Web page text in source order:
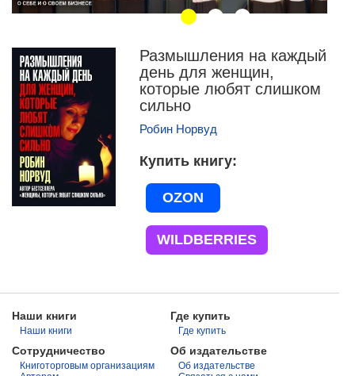
Размышления на каждый
день для женщин,
которые любят слишком
сильно
Робин Норвуд
Купить книгу
OZON
WILDBERRIES
Наши книги
Наши книги
Где купить
Где купить
Сотрудничество
Книготорговым организациям
Об издательстве
Об издательстве